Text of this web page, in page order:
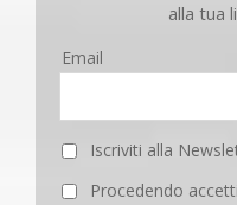
alla tua
Email
Iscriviti alla
Procedendo